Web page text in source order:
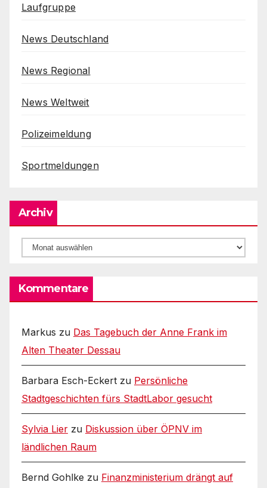
Laufgruppe
News Deutschland
News Regional
News Weltweit
Polizeimeldung
Sportmeldungen
Archiv
Archiv
Kommentare
Markus zu Das Tagebuch der Anne Frank im
Alten Theater Dessau
Barbara Esch-Eckert zu Persönliche
Stadtgeschichten fürs StadtLabor gesucht
Sylvia Lier zu Diskussion über ÖPNV im
ländlichen Raum
Bernd Gohlke zu Finanzministerium drängt auf